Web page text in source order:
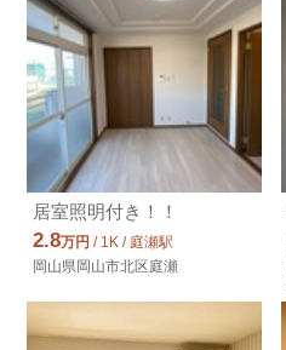
居室照明付き！！
2.8万円 / 1K / 庭瀬駅
岡山県岡山市北区庭瀬